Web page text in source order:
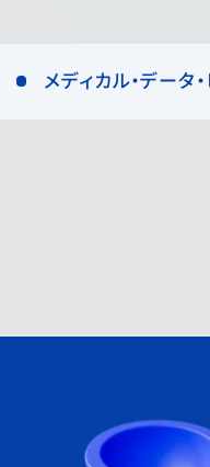
メディカル・データ